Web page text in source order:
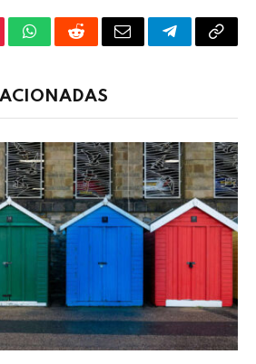
WhatsAppRedditEmail TelegramCopy